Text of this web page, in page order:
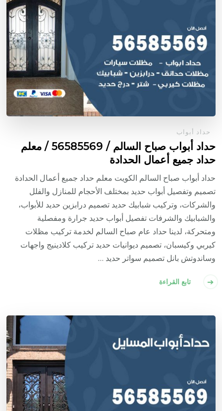
حداد أبواب
حداد أبواب صباح السالم / 56585569 / معلم
حداد جميع أعمال الحدادة
حداد أبواب صباح السالم الكويت معلم حداد جميع أعمال الحدادة
تصميم وتفصيل أبواب حديد بمختلف الأحجام للمنازل والفلل
والشركات، وتركيب شبابيك حديد تصميم درابزين حديد للأبواب،
والشبابيك والشرفات تفصيل أبواب حديد جرارة ومفصلية
ومتحركة، لدينا حداد عام صباح السالم لخدمة تركيب مظلات
كيربي وكيسبان، تصميم ديوانيات حديد تركيب كلادينيج واجهات
وساندوتش بانل تصميم سواتر حديد …
تابع القراءة